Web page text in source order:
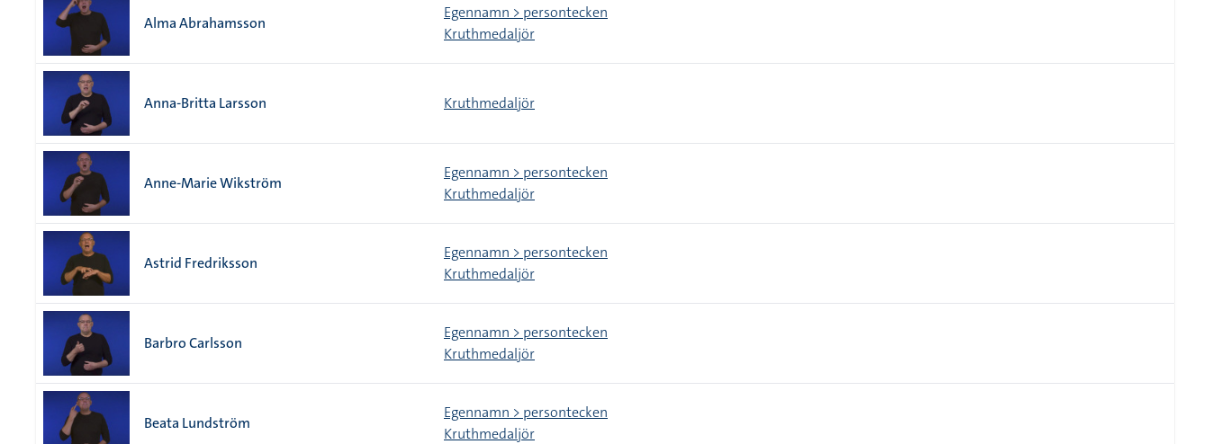
Alma Abrahamsson
Egennamn > persontecken
Kruthmedaljör
Anna-Britta Larsson Kruthmedaljör
Anne-Marie Wikström
Egennamn > persontecken
Kruthmedaljör
Astrid Fredriksson
Egennamn > persontecken
Kruthmedaljör
Barbro Carlsson
Egennamn > persontecken
Kruthmedaljör
Beata Lundström
Egennamn > persontecken
Kruthmedaljör